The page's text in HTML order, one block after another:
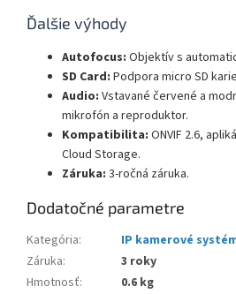
Ďalšie výhody
Autofocus: Objektív s
SD Card: Podpora micro SD
Audio: Vstavané červené a
mikrofón a reproduktor.
Kompatibilita: ONVIF 2.6,
Cloud Storage.
Záruka: 3-ročná záruka.
Dodatočné parametre
Kategória:
IP kamerové
Záruka:
3 roky
Hmotnosť:
0.6 kg